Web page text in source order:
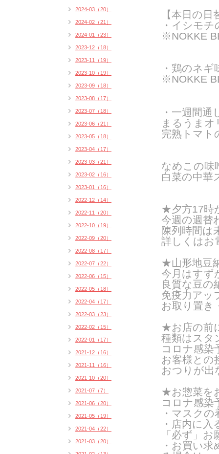
【本日の日
・イシモチ
※NOKKE
・鶏のネギ
※NOKKE
・一週間通
まるうまオ
完熟トマト
なめこの味
白菜の中華
★夕方17時
今週の週替
陳列時間は
詳しくはお
★山形地豆
今月はすず
良質な豆の
免疫力アッ
お取り置き
★お店の前
種類はスタ
コロナ感染
お客様との
おつりが出
★お惣菜を
コロナ感染
・マスク
・店内に
「必ず」
・お買い
2024-03（20）
2024-02（21）
2024-01（23）
2023-12（18）
2023-11（19）
2023-10（19）
2023-09（18）
2023-08（17）
2023-07（18）
2023-06（21）
2023-05（18）
2023-04（17）
2023-03（21）
2023-02（16）
2023-01（16）
2022-12（14）
2022-11（20）
2022-10（19）
2022-09（20）
2022-08（17）
2022-07（22）
2022-06（15）
2022-05（18）
2022-04（17）
2022-03（23）
2022-02（15）
2022-01（17）
2021-12（16）
2021-11（16）
2021-10（20）
2021-07（7）
2021-06（20）
2021-05（19）
2021-04（22）
2021-03（20）